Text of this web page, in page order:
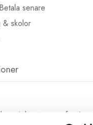
senare
& skolor
att se